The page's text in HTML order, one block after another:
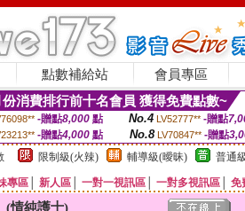
點數補給站 會員專區
消費排行前十名會員 獲得免費點數~
-贈點8,000點 No.4 LV52777** -贈點
-贈點4,000 點 No.8 LV70847** -贈點
限制級(火辣) 輔導級(曖昧) 普通
專區 新人區 一對一視訊區 一對多視訊區 免
(情純護士)